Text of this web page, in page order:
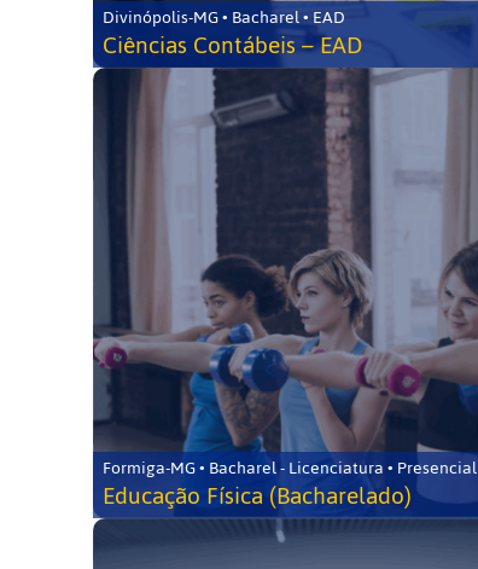
Divinópolis-MG • Bacharel • EAD
Ciências Contábeis – EAD
Formiga-MG • Bacharel - Licenciatura • Presencial
Educação Física (Bacharelado)